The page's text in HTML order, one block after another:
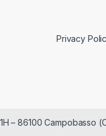
Privacy
– 86100 Campobasso